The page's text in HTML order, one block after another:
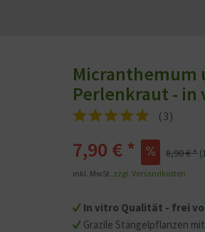
Mit dem Aufruf des
übermittelt werden
gelesen haben.
Micranthemum
Perlenkraut - in
(3)
In vitro Qualität - frei
Grazile Stängelpflanzen
7,90 €* 8,90 €* (
inkl. MwSt. zzgl. Versandkosten